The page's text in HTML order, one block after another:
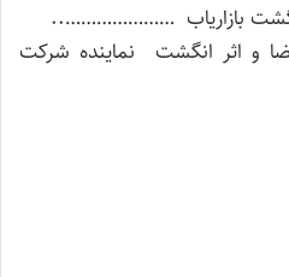
…………………..
نماینده شرکت